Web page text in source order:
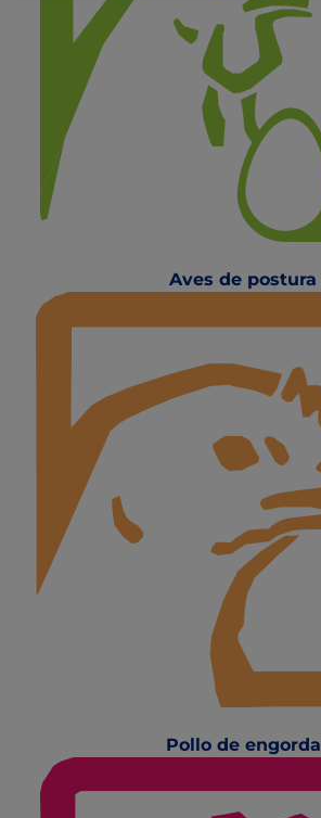
Aves de postura
Pollo de engorda